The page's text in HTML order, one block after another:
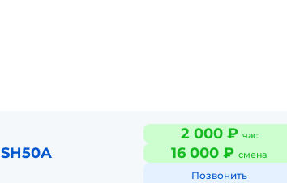
2 000 ₽ час
16 000 ₽ смена
Позвонить